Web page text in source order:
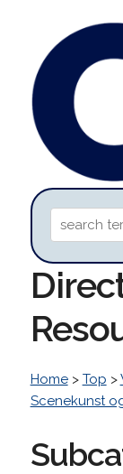
Home> Top >
Scenekunst